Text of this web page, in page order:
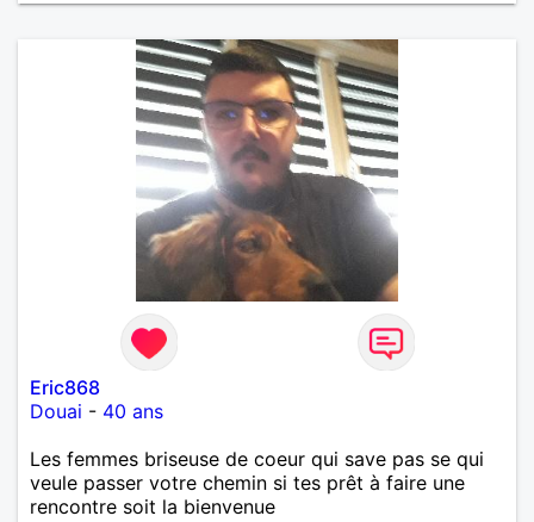
Eric868
Douai - 40 ans
Les femmes briseuse de coeur qui save pas se qui
veule passer votre chemin si tes prêt à faire une
rencontre soit la bienvenue